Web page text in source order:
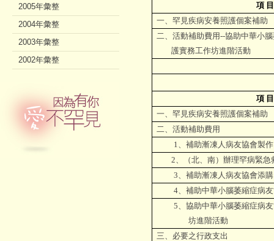
項 目
一、罕見疾病安養照護個案補助
二、活動補助費用--協助中華小
護實務工作坊進階活動
項 目
一、罕見疾病安養照護個案補助
二、活動補助費用
1、補助漸凍人病友協會製
2、（北、南）辦理罕病緊急
3、補助漸凍人病友協會添
4、補助中華小腦萎縮症病
5、協助中華小腦萎縮症病
坊進階活動
三、必要之行政支出
2005年彙整
2004年彙整
2003年彙整
2002年彙整